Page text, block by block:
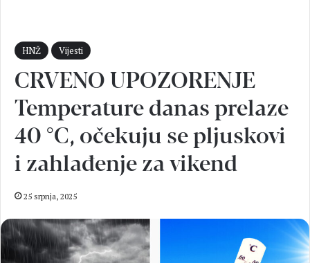
HNŽ Vijesti
CRVENO UPOZORENJE
Temperature danas prelaze
40 °C, očekuju se pljuskovi
i zahlađenje za vikend
25 srpnja, 2025